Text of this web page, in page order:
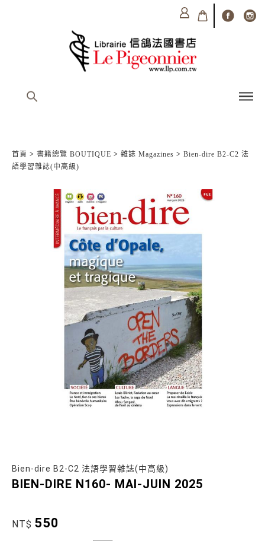
首頁 > 書籍總覽 BOUTIQUE > 雜誌 Magazines > Bien-dire B2-C2 法
語學習雜誌(中高級)
Bien-dire B2-C2 法語學習雜誌(中高級)
BIEN-DIRE N160- MAI-JUIN 2025
NT$ 550